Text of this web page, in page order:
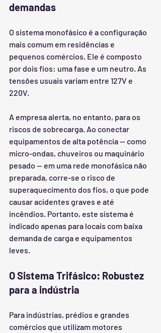
demandas
O sistema monofásico é a configuração
mais comum em residências e
pequenos comércios. Ele é composto
por dois fios: uma fase e um neutro. As
tensões usuais variam entre 127V e
220V.
A empresa alerta, no entanto, para os
riscos de sobrecarga. Ao conectar
equipamentos de alta potência — como
micro-ondas, chuveiros ou maquinário
pesado — em uma rede monofásica não
preparada, corre-se o risco de
superaquecimento dos fios, o que pode
causar acidentes graves e até
incêndios. Portanto, este sistema é
indicado apenas para locais com baixa
demanda de carga e equipamentos
leves.
O Sistema Trifásico: Robustez
para a indústria
Para indústrias, prédios e grandes
comércios que utilizam motores